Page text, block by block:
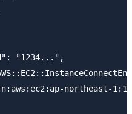
"1234...",
northeast-